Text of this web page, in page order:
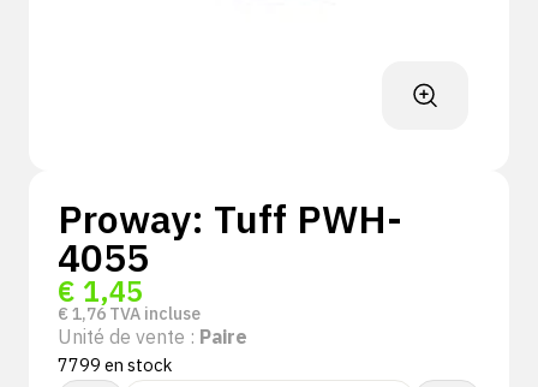
Proway: Tuff PWH-
4055
€ 1,45
€ 1,76 TVA incluse
Unité de vente : Paire
7799 en stock